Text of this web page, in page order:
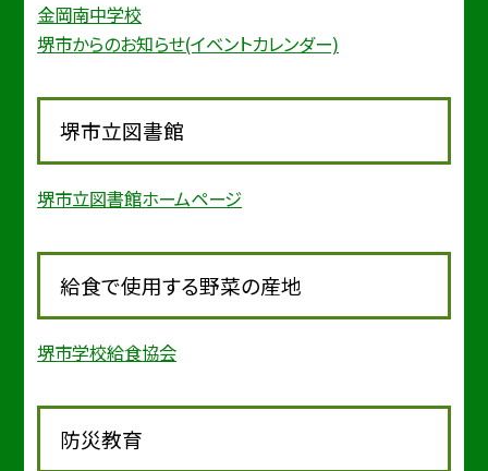
金岡南中学校
堺市からのお知らせ(イベントカレンダー)
堺市立図書館
堺市立図書館ホームページ
給食で使用する野菜の産地
堺市学校給食協会
防災教育